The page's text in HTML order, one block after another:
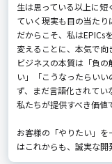
生は思っている以上に
ていく現実も目の当たり
だからこそ、私はEPICs
変えることに、本気で向
ビジネスの本質は「負
い」「こうなったらい
ず、まだ言語化されてい
私たちが提供すべき価値
お客様の「やりたい」
はこれからも、誠実な開